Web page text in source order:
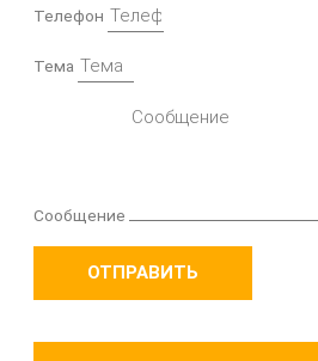
Телефон
Тема
Сообщение
ОТПРАВИТЬ